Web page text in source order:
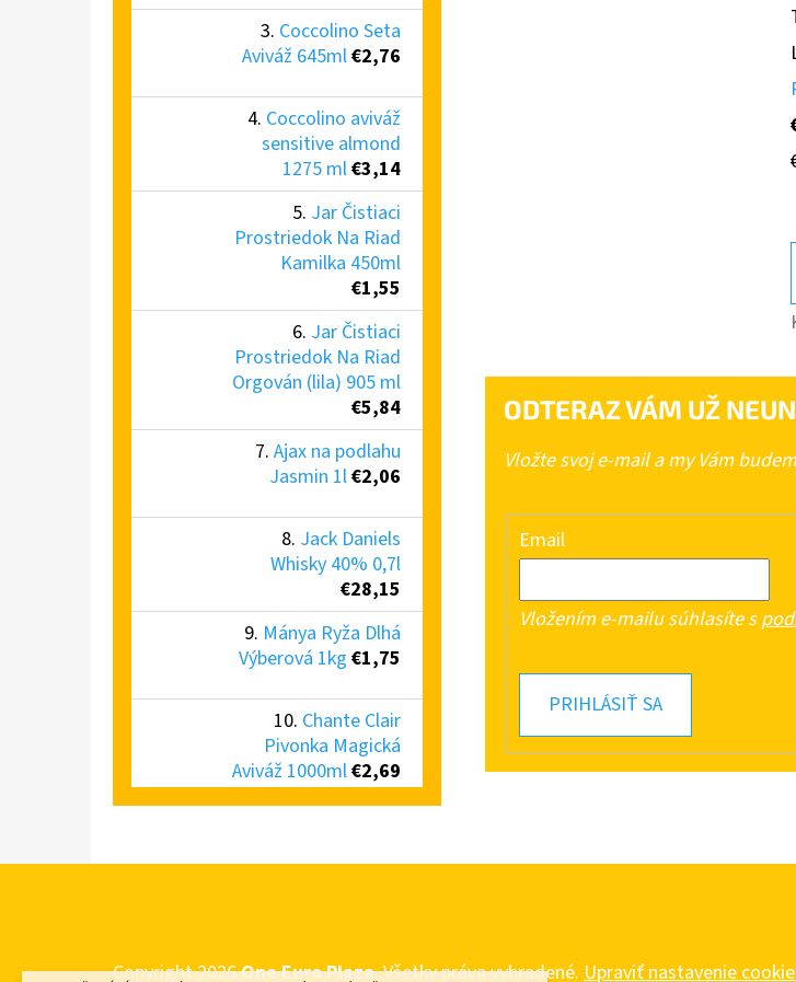
Coccolino Seta
Aviváž 645ml€2,76
Coccolino aviváž
sensitive almond
1275 ml€3,14
Jar Čistiaci
Prostriedok Na Riad
Kamilka 450ml
€1,55
Jar Čistiaci
Prostriedok Na Riad
Orgován (lila) 905 ml
€5,84
Ajax na podlahu
Jasmin 1l€2,06
Jack Daniels
Whisky 40% 0,7l
€28,15
Mánya Ryža Dlhá
Výberová 1kg €1,75
Chante Clair
Pivonka Magická
Aviváž 1000ml€2,69
ODTERAZ VÁM UŽ
Vložte svoj e-mail a my Vám
Email
Vložením e-mailu súhlasíte s
PRIHLÁSIŤ SA
Copyright 2026One Euro Plaza. Všetky práva vyhradené. Upraviť nastavenie